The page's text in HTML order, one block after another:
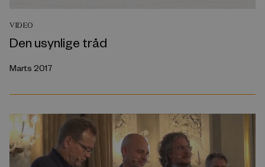
VIDEO
Den usynlige tråd
Marts 2017